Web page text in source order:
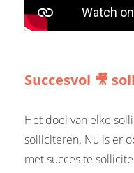
Succesvol 🎥
Het doel van elke
solliciteren. Nu is er
met succes te